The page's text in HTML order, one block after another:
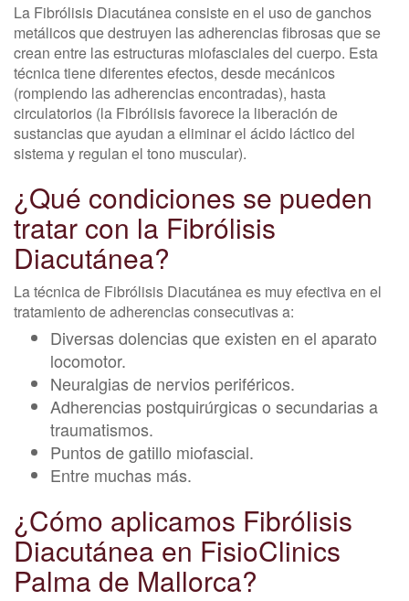
La Fibrólisis Diacutánea consiste en el uso de ganchos
metálicos que destruyen las adherencias fibrosas que se
crean entre las estructuras miofasciales del cuerpo. Esta
técnica tiene diferentes efectos, desde mecánicos
(rompiendo las adherencias encontradas), hasta
circulatorios (la Fibrólisis favorece la liberación de
sustancias que ayudan a eliminar el ácido láctico del
sistema y regulan el tono muscular).
¿Qué condiciones se pueden
tratar con la Fibrólisis
Diacutánea?
La técnica de Fibrólisis Diacutánea es muy efectiva en el
tratamiento de adherencias consecutivas a:
Diversas dolencias que existen en el aparato
locomotor.
Neuralgias de nervios periféricos.
Adherencias postquirúrgicas o secundarias a
traumatismos.
Puntos de gatillo miofascial.
Entre muchas más.
¿Cómo aplicamos Fibrólisis
Diacutánea en FisioClinics
Palma de Mallorca?